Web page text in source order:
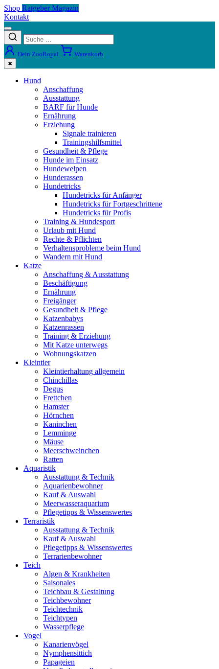
Shop Ratgeber Magazin
Kontakt
Dein ZooRoyal Warenkorb
✖
Hund
Anschaffung
Ausstattung
BARF für Hunde
Ernährung
Erziehung
Signale trainieren
Trainingshilfsmittel
Gesundheit & Pflege
Hunde im Einsatz
Hundewelpen
Hunderassen
Hundetricks
Hundetricks für Anfänger
Hundetricks für Fortgeschrittene
Hundetricks für Profis
Training & Hundesport
Urlaub mit Hund
Rechte & Pflichten
Verhaltensprobleme beim Hund
Wandern mit Hund
Katze
Anschaffung & Ausstattung
Beschäftigung
Ernährung
Freigänger
Gesundheit & Pflege
Katzenbabys
Katzenrassen
Training & Erziehung
Mit Katze unterwegs
Wohnungskatzen
Kleintier
Kleintierhaltung allgemein
Chinchillas
Degus
Frettchen
Hamster
Hörnchen
Kaninchen
Lemminge
Mäuse
Meerschweinchen
Ratten
Aquaristik
Ausstattung & Technik
Aquarienbewohner
Kauf & Auswahl
Meerwasseraquarium
Pflegetipps & Wissenswertes
Terraristik
Ausstattung & Technik
Kauf & Auswahl
Pflegetipps & Wissenswertes
Terrarienbewohner
Teich
Algen & Krankheiten
Saisonales
Teichbau & Gestaltung
Teichbewohner
Teichtechnik
Teichtypen
Wasserpflege
Vogel
Kanarienvögel
Nymphensittich
Papageien